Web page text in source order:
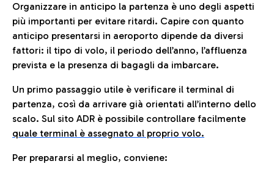
Organizzare in anticipo la partenza è uno degli aspetti
più importanti per evitare ritardi. Capire con quanto
anticipo presentarsi in aeroporto dipende da diversi
fattori: il tipo di volo, il periodo dell’anno, l’affluenza
prevista e la presenza di bagagli da imbarcare.
Un primo passaggio utile è verificare il terminal di
partenza, così da arrivare già orientati all’interno dello
scalo. Sul sito ADR è possibile controllare facilmente
quale terminal è assegnato al proprio volo.
Per prepararsi al meglio, conviene: